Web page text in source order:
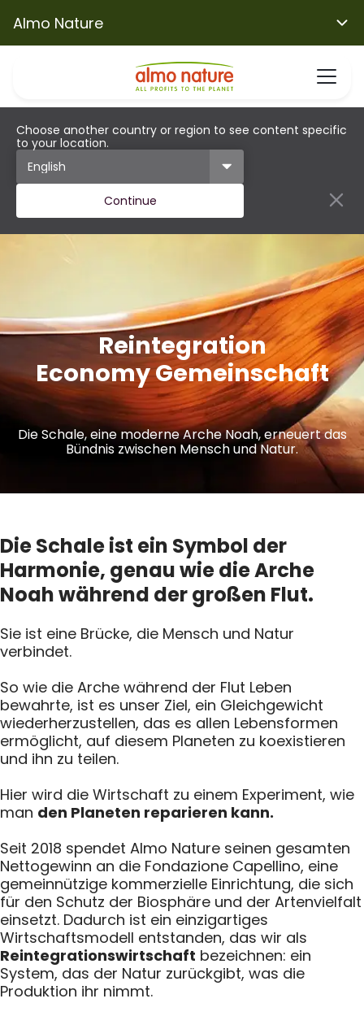
Almo Nature
Choose another country or region to see content specific
to your location.
Continue
Reintegration
Economy Gemeinschaft
Die Schale, eine moderne Arche Noah, erneuert das
Bündnis zwischen Mensch und Natur.
Die Schale ist ein Symbol der
Harmonie, genau wie die Arche
Noah während der großen Flut.
Sie ist eine Brücke, die Mensch und Natur
verbindet.
So wie die Arche während der Flut Leben
bewahrte, ist es unser Ziel, ein Gleichgewicht
wiederherzustellen, das es allen Lebensformen
ermöglicht, auf diesem Planeten zu koexistieren
und ihn zu teilen.
Hier wird die Wirtschaft zu einem Experiment, wie
man den Planeten reparieren kann.
Seit 2018 spendet Almo Nature seinen gesamten
Nettogewinn an die Fondazione Capellino, eine
gemeinnützige kommerzielle Einrichtung, die sich
für den Schutz der Biosphäre und der Artenvielfalt
einsetzt. Dadurch ist ein einzigartiges
Wirtschaftsmodell entstanden, das wir als
Reintegrationswirtschaft bezeichnen: ein
System, das der Natur zurückgibt, was die
Produktion ihr nimmt.